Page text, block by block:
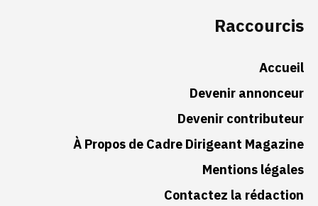
Raccourcis
Accueil
Devenir annonceur
Devenir contributeur
À Propos de Cadre Dirigeant Magazine
Mentions légales
Contactez la rédaction